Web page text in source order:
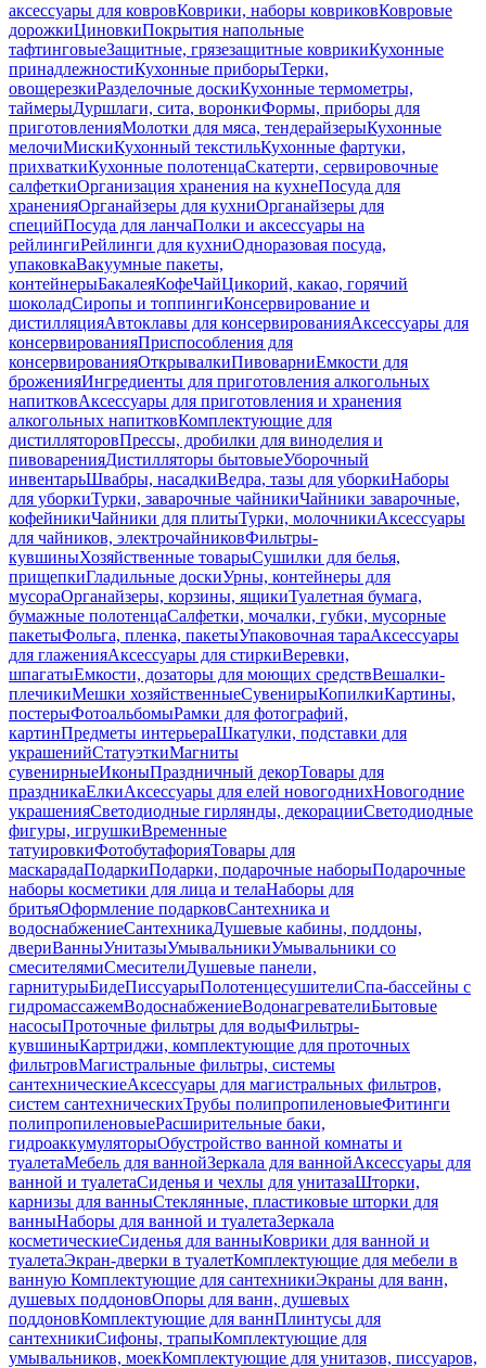
аксессуары для ковровКоврики, наборы ковриковКовровые
дорожкиЦиновкиПокрытия напольные
тафтинговыеЗащитные, грязезащитные коврикиКухонные
принадлежностиКухонные приборыТерки,
овощерезкиРазделочные доскиКухонные термометры,
таймерыДуршлаги, сита, воронкиФормы, приборы для
приготовленияМолотки для мяса, тендерайзерыКухонные
мелочиМискиКухонный текстильКухонные фартуки,
прихваткиКухонные полотенцаСкатерти, сервировочные
салфеткиОрганизация хранения на кухнеПосуда для
храненияОрганайзеры для кухниОрганайзеры для
специйПосуда для ланчаПолки и аксессуары на
рейлингиРейлинги для кухниОдноразовая посуда,
упаковкаВакуумные пакеты,
контейнерыБакалеяКофеЧайЦикорий, какао, горячий
шоколадСиропы и топпингиКонсервирование и
дистилляцияАвтоклавы для консервированияАксессуары для
консервированияПриспособления для
консервированияОткрывалкиПивоварниЕмкости для
броженияИнгредиенты для приготовления алкогольных
напитковАксессуары для приготовления и хранения
алкогольных напитковКомплектующие для
дистилляторовПрессы, дробилки для виноделия и
пивоваренияДистилляторы бытовыеУборочный
инвентарьШвабры, насадкиВедра, тазы для уборкиНаборы
для уборкиТурки, заварочные чайникиЧайники заварочные,
кофейникиЧайники для плитыТурки, молочникиАксессуары
для чайников, электрочайниковФильтры-
кувшиныХозяйственные товарыСушилки для белья,
прищепкиГладильные доскиУрны, контейнеры для
мусораОрганайзеры, корзины, ящикиТуалетная бумага,
бумажные полотенцаСалфетки, мочалки, губки, мусорные
пакетыФольга, пленка, пакетыУпаковочная тараАксессуары
для глаженияАксессуары для стиркиВеревки,
шпагатыЕмкости, дозаторы для моющих средствВешалки-
плечикиМешки хозяйственныеСувенирыКопилкиКартины,
постерыФотоальбомыРамки для фотографий,
картинПредметы интерьераШкатулки, подставки для
украшенийСтатуэткиМагниты
сувенирныеИконыПраздничный декорТовары для
праздникаЕлкиАксессуары для елей новогоднихНовогодние
украшенияСветодиодные гирлянды, декорацииСветодиодные
фигуры, игрушкиВременные
татуировкиФотобутафорияТовары для
маскарадаПодаркиПодарки, подарочные наборыПодарочные
наборы косметики для лица и телаНаборы для
бритьяОформление подарковСантехника и
водоснабжениеСантехникаДушевые кабины, поддоны,
двериВанныУнитазыУмывальникиУмывальники со
смесителямиСмесителиДушевые панели,
гарнитурыБидеПиссуарыПолотенцесушителиСпа-бассейны с
гидромассажемВодоснабжениеВодонагревателиБытовые
насосыПроточные фильтры для водыФильтры-
кувшиныКартриджи, комплектующие для проточных
фильтровМагистральные фильтры, системы
сантехническиеАксессуары для магистральных фильтров,
систем сантехническихТрубы полипропиленовыеФитинги
полипропиленовыеРасширительные баки,
гидроаккумуляторыОбустройство ванной комнаты и
туалетаМебель для ваннойЗеркала для ваннойАксессуары для
ванной и туалетаСиденья и чехлы для унитазаШторки,
карнизы для ванныСтеклянные, пластиковые шторки для
ванныНаборы для ванной и туалетаЗеркала
косметическиеСиденья для ванныКоврики для ванной и
туалетаЭкран-дверки в туалетКомплектующие для мебели в
ванную Комплектующие для сантехникиЭкраны для ванн,
душевых поддоновОпоры для ванн, душевых
поддоновКомплектующие для ваннПлинтусы для
сантехникиСифоны, трапыКомплектующие для
умывальников, моекКомплектующие для унитазов, писсуаров,